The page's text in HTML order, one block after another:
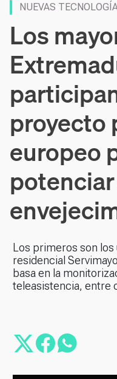
NUEVAS
Los
proyecto
europeo
Los primeros son
residencial
basa en la
teleasistencia, entre